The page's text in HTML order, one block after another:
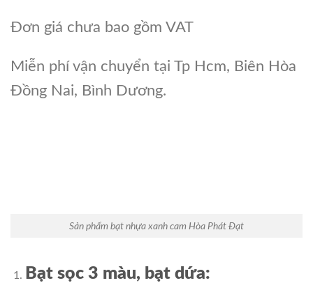
Đơn giá chưa bao gồm VAT
Miễn phí vận chuyển tại Tp Hcm, Biên Hòa
Đồng Nai, Bình Dương.
Sản phẩm bạt nhựa xanh cam Hòa Phát Đạt
Bạt sọc 3 màu, bạt dứa: